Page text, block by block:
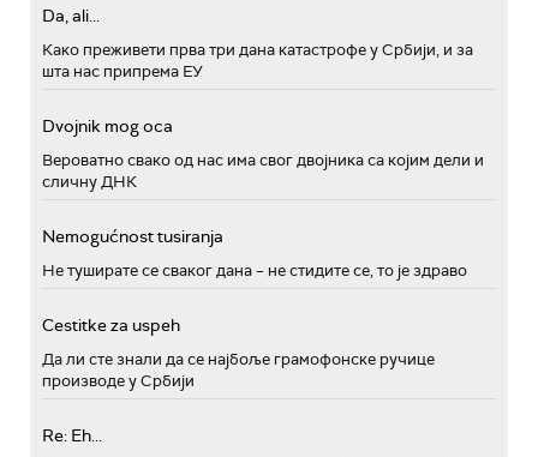
Da, ali...
Како преживети прва три дана катастрофе у Србији, и за
шта нас припрема ЕУ
Dvojnik mog oca
Вероватно свако од нас има свог двојника са којим дели и
сличну ДНК
Nemogućnost tusiranja
Не туширате се сваког дана – не стидите се, то је здраво
Cestitke za uspeh
Да ли сте знали да се најбоље грамофонске ручице
производе у Србији
Re: Eh...